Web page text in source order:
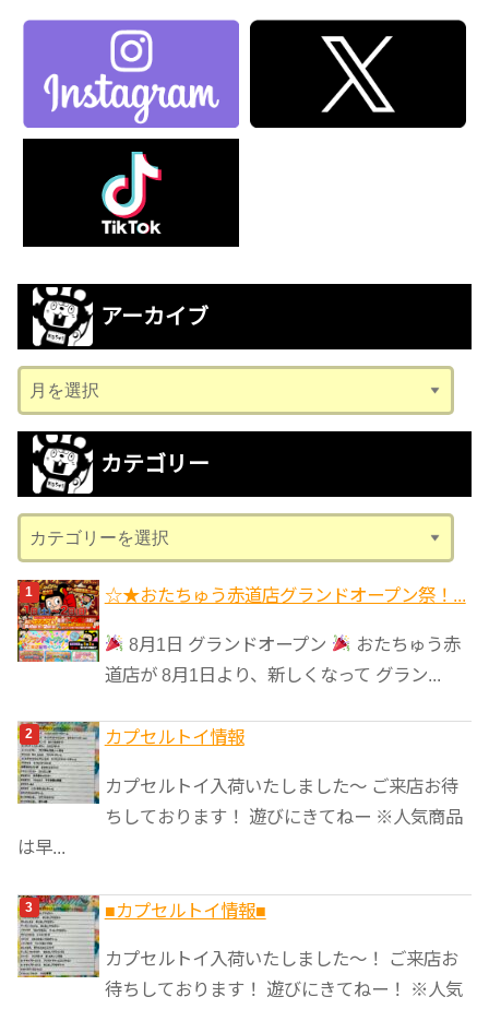
アーカイブ
ー
カ
ブ
カテゴリー
テ
ゴ
リ
ー
☆★おたちゅう赤道店グランドオープン祭！...
8月1日 グランドオープン
おたちゅう赤
道店が 8月1日より、新しくなって グラン...
カプセルトイ情報
カプセルトイ入荷いたしました〜 ご来店お待
ちしております！ 遊びにきてねー ※人気商品
は早...
■カプセルトイ情報■
カプセルトイ入荷いたしました〜！ ご来店お
待ちしております！ 遊びにきてねー！ ※人気